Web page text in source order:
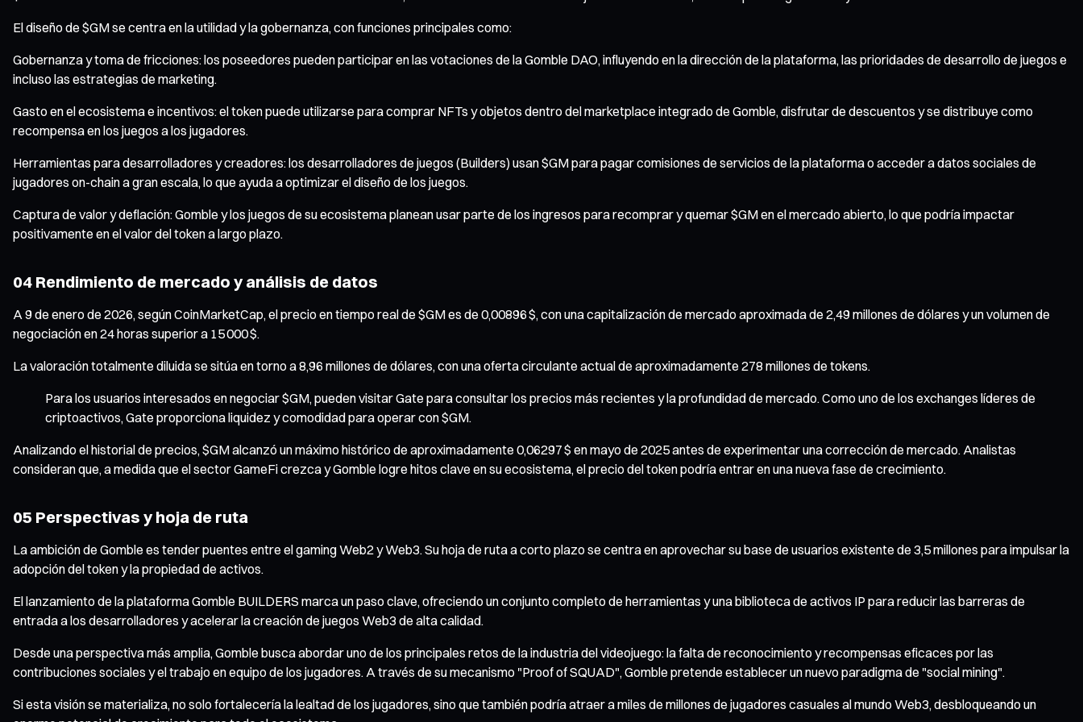
El diseño de $GM se centra en la utilidad y la gobernanza, con funciones principales como:
Gobernanza y toma de fricciones: los poseedores pueden participar en las votaciones de la Gomble DAO, influyendo en la dirección de la plataforma, las prioridades de desarrollo de juegos e
incluso las estrategias de marketing.
Gasto en el ecosistema e incentivos: el token puede utilizarse para comprar NFTs y objetos dentro del marketplace integrado de Gomble, disfrutar de descuentos y se distribuye como
recompensa en los juegos a los jugadores.
Herramientas para desarrolladores y creadores: los desarrolladores de juegos (Builders) usan $GM para pagar comisiones de servicios de la plataforma o acceder a datos sociales de
jugadores on-chain a gran escala, lo que ayuda a optimizar el diseño de los juegos.
Captura de valor y deflación: Gomble y los juegos de su ecosistema planean usar parte de los ingresos para recomprar y quemar $GM en el mercado abierto, lo que podría impactar
positivamente en el valor del token a largo plazo.
04 Rendimiento de mercado y análisis de datos
A 9 de enero de 2026, según CoinMarketCap, el precio en tiempo real de $GM es de 0,00896 $, con una capitalización de mercado aproximada de 2,49 millones de dólares y un volumen de
negociación en 24 horas superior a 15 000 $.
La valoración totalmente diluida se sitúa en torno a 8,96 millones de dólares, con una oferta circulante actual de aproximadamente 278 millones de tokens.
Para los usuarios interesados en negociar $GM, pueden visitar Gate para consultar los precios más recientes y la profundidad de mercado. Como uno de los exchanges líderes de
criptoactivos, Gate proporciona liquidez y comodidad para operar con $GM.
Analizando el historial de precios, $GM alcanzó un máximo histórico de aproximadamente 0,06297 $ en mayo de 2025 antes de experimentar una corrección de mercado. Analistas
consideran que, a medida que el sector GameFi crezca y Gomble logre hitos clave en su ecosistema, el precio del token podría entrar en una nueva fase de crecimiento.
05 Perspectivas y hoja de ruta
La ambición de Gomble es tender puentes entre el gaming Web2 y Web3. Su hoja de ruta a corto plazo se centra en aprovechar su base de usuarios existente de 3,5 millones para impulsar la
adopción del token y la propiedad de activos.
El lanzamiento de la plataforma Gomble BUILDERS marca un paso clave, ofreciendo un conjunto completo de herramientas y una biblioteca de activos IP para reducir las barreras de
entrada a los desarrolladores y acelerar la creación de juegos Web3 de alta calidad.
Desde una perspectiva más amplia, Gomble busca abordar uno de los principales retos de la industria del videojuego: la falta de reconocimiento y recompensas eficaces por las
contribuciones sociales y el trabajo en equipo de los jugadores. A través de su mecanismo "Proof of SQUAD", Gomble pretende establecer un nuevo paradigma de "social mining".
Si esta visión se materializa, no solo fortalecería la lealtad de los jugadores, sino que también podría atraer a miles de millones de jugadores casuales al mundo Web3, desbloqueando un